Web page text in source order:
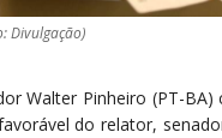
Divulgação)
Walter Pinheiro (PT-
do relator,